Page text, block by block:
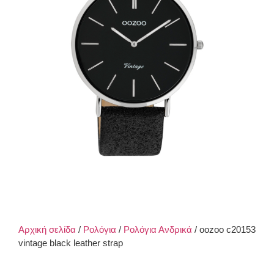
Αρχική σελίδα / Ρολόγια / Ρολόγια Ανδρικά / oozoo c20153
vintage black leather strap